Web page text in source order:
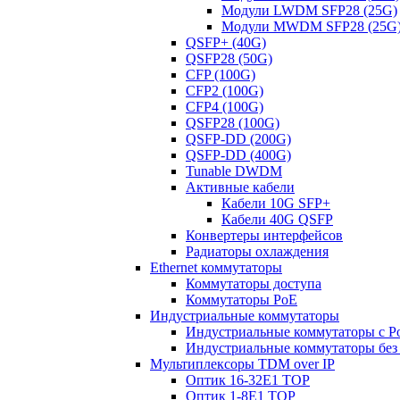
Модули LWDM SFP28 (25G)
Модули MWDM SFP28
QSFP+ (40G)
QSFP28 (50G)
CFP (100G)
CFP2 (100G)
CFP4 (100G)
QSFP28 (100G)
QSFP-DD (200G)
QSFP-DD (400G)
Tunable DWDM
Активные кабели
Кабели 10G SFP+
Кабели 40G QSFP
Конвертеры интерфейсов
Радиаторы охлаждения
Ethernet коммутаторы
Коммутаторы доступа
Коммутаторы PoE
Индустриальные коммутаторы
Индустриальные коммутаторы с
Индустриальные коммутаторы без
Мультиплексоры TDM over IP
Оптик 16-32E1 TOP
Оптик 1-8E1 TOP